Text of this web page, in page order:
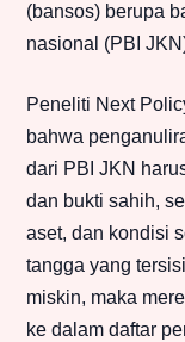
(bansos) berupa
nasional (PBI
Peneliti Next
bahwa
dari PBI JKN
dan bukti sahih,
aset, dan kondisi
tangga yang
miskin, maka
ke dalam daftar